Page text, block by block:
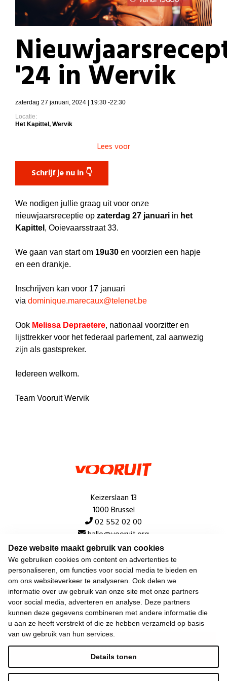
Deze website maakt gebruik van cookies
We gebruiken cookies om content en advertenties te
personaliseren, om functies voor social media te bieden en
om ons websiteverkeer te analyseren. Ook delen we
informatie over uw gebruik van onze site met onze partners
voor social media, adverteren en analyse. Deze partners
kunnen deze gegevens combineren met andere informatie die
u aan ze heeft verstrekt of die ze hebben verzameld op basis
van uw gebruik van hun services.
Details tonen
'24 in Wervik
zaterdag 27 januari, 2024 | 19:30 -22:30
Locatie:
Het Kapittel, Wervik
Lees voor
Schrijf je nu in 👇
We nodigen jullie graag uit voor onze
nieuwjaarsreceptie opzaterdag 27 januari in het
Kapittel , Ooievaarsstraat 33.
We gaan van start om 19u30 en voorzien een hapje
en een drankje.
Inschrijven kan voor 17 januari
viadominique.marecaux@telenet.be
Ook Melissa Depraetere, nationaal voorzitter en
lijsttrekker voor het federaal parlement, zal aanwezig
zijn als gastspreker.
Iedereen welkom.
Team Vooruit Wervik
Keizerslaan 13
1000 Brussel
02 552 02 00
hallo@vooruit.org
Snel
Over de beweging
Algemeen
Laatste nieuws